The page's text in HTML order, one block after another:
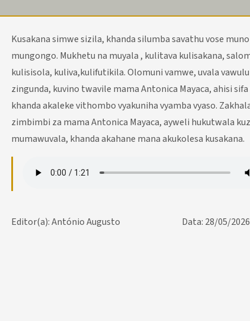
Kusakana simwe sizila, khanda silumba savathu vose muno
mungongo. Mukhetu na muyala , kulitava kulisakana,
kulisisola, kuliva,kulifutikila. Olomuni vamwe, uvala
zingunda, kuvino twavile mama Antonica Mayaca, ahisi sifa
khanda akaleke vithombo vyakuniha vyamba vyaso.
zimbimbi za mama Antonica Mayaca, ayweli hukutwala
mumawuvala, khanda akahane mana akukolesa kusakana.
Data: 28/05/
Editor(a): António Augusto